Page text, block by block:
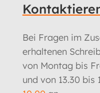
Bei Fragen im
erhaltenen
von Montag bis
und von 13.30 bis